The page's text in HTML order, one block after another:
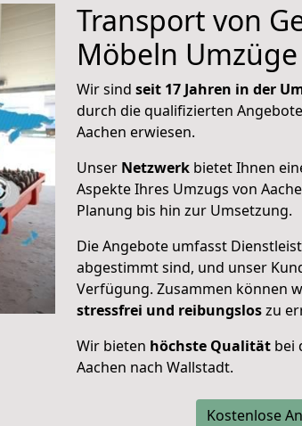
Transport von
Möbeln
Wir sind seit 17 Jahren in der
durch die qualifizierten
Aachen erwiesen.
Unser Netzwerk bietet Ihnen
Aspekte Ihres Umzugs von
Planung bis hin zur Umsetzung.
Die Angebote umfasst
abgestimmt sind, und unser
Verfügung. Zusammen können
stressfrei und reibungsloszu
Wir bieten höchste Qualität bei
Aachen nach Wallstadt.
Kostenlose